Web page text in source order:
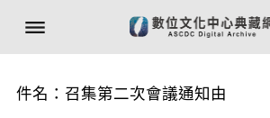
件名：召集第二次會議通知由